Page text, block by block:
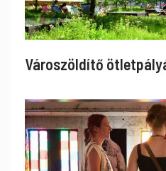
Városzöldítő